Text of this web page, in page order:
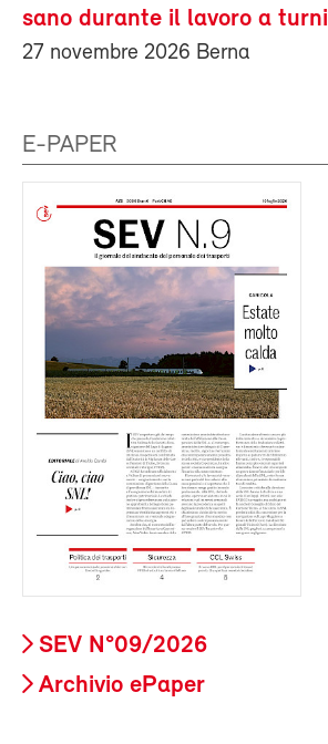
sano durante il lavoro a turni
27 novembre 2026 Berna
E-PAPER
SEV N°09/2026
Archivio ePaper